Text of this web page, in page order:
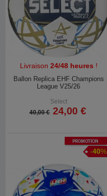
Livraison 24/48 heures !
Ballon Replica EHF Champions
League V25/26
Select
40,00 € 24,00 €
Promotion
-40%